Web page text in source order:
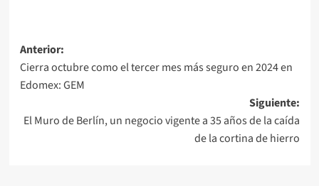
Anterior:
Cierra octubre como el tercer mes más seguro en 2024 en
Edomex: GEM
Siguiente:
El Muro de Berlín, un negocio vigente a 35 años de la caída
de la cortina de hierro